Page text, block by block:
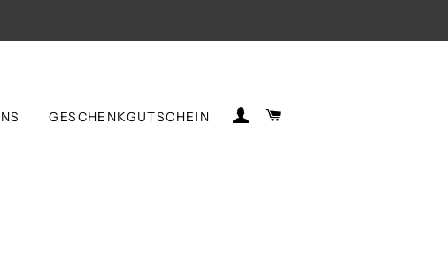
GESCHENKGUTSCHEIN EINLOGGEN